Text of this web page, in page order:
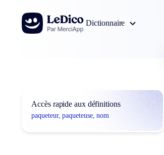
Aller au contenu
Dictionnaire
Accès rapide aux définitions
paqueteur, paqueteuse, nom